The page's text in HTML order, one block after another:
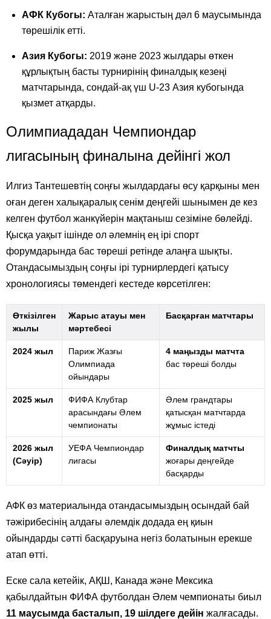
АФК Кубогы: Аталған жарыстың дәл 6 маусымында
төрешілік етті.
Азия Кубогы: 2019 және 2023 жылдары өткен
құрлықтың басты турнирінің финалдық кезеңі
матчтарында, сондай-ақ үш U-23 Азия кубогында
қызмет атқарды.
Олимпиададан Чемпиондар
лигасының финалына дейінгі жол
Илгиз Тантешевтің соңғы жылдардағы өсу қарқыны мен
оған деген халықаралық сенім деңгейі шынымен де кез
келген футбол жанкүйерін мақтаныш сезіміне бөлейді.
Қысқа уақыт ішінде ол әлемнің ең ірі спорт
форумдарында бас төреші ретінде алаңға шықты.
Отандасымыздың соңғы ірі турнирлердегі қатысу
хронологиясы төмендегі кестеде көрсетілген:
Өткізілген
жылы
Жарыс атауы мен
мәртебесі
Басқарған матчтары
2024 жыл
Париж Жазғы
Олимпиада
ойындары
4 маңызды матчта
бас төреші болды
2025 жыл
ФИФА Клубтар
арасындағы Әлем
чемпионаты
Әлем грандтары
қатысқан матчтарда
жұмыс істеді
2026 жыл
(Сәуір)
УЕФА Чемпиондар
лигасы
Финалдық матчты
жоғары деңгейде
басқарды
АФК өз материалында отандасымыздың осындай бай
тәжірибесінің алдағы әлемдік додада ең қиын
ойындарды сәтті басқаруына негіз болатынын ерекше
атап өтті.
Еске сала кетейік, АҚШ, Канада және Мексика
қабылдайтын ФИФА футболдан Әлем чемпионаты биыл
11 маусымда басталып, 19 шілдеге дейін жалғасады.